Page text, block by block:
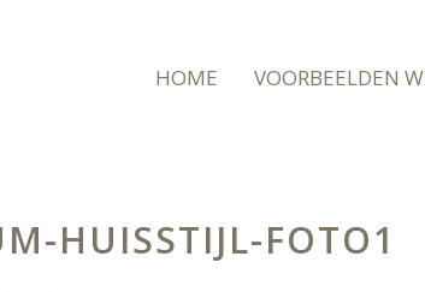
HOME VOORBEELDEN
HUISSTIJL-FOTO1